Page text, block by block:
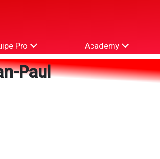
Pro Academy
Paul